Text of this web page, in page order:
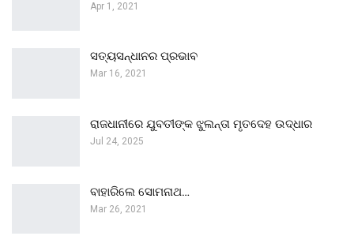
Apr 1, 2021
ସତ୍ୟସନ୍ଧାନର ପ୍ରଭାବ
Mar 16, 2021
ରାଜଧାନୀରେ ଯୁବତୀଙ୍କ ଝୁଲନ୍ତା ମୃତଦେହ ଉଦ୍ଧାର
Jul 24, 2025
ବାହାରିଲେ ସୋମନାଥ…
Mar 26, 2021